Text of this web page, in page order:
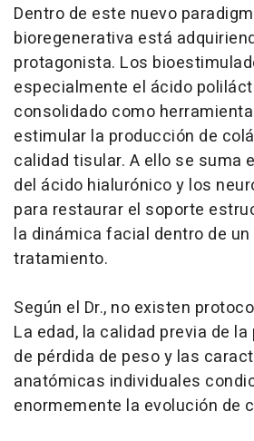
Dentro de este nuevo
bioregenerativa está
protagonista. Los
especialmente el ácido
consolidado como
estimular la producción de
calidad tisular. A ello se suma
del ácido hialurónico y los
para restaurar el soporte
la dinámica facial dentro de
tratamiento.
Según el Dr., no existen
La edad, la calidad previa de
de pérdida de peso y las
anatómicas individuales
enormemente la evolución de